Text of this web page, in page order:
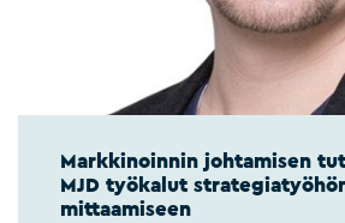
Markkinoinnin johtamisen
MJD työkalut
mittaamiseen